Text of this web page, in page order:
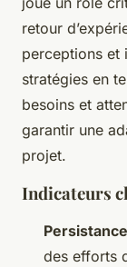
retour
perceptions et
stratégies en
besoins et
garantir une
projet.
Indicateurs
des efforts